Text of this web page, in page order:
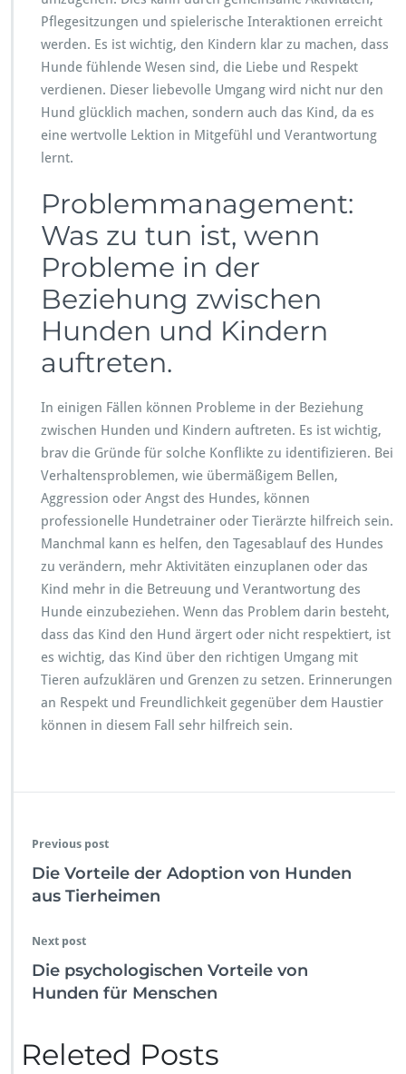
Pflegesitzungen und spielerische Interaktionen erreicht
werden. Es ist wichtig, den Kindern klar zu machen, dass
Hunde fühlende Wesen sind, die Liebe und Respekt
verdienen. Dieser liebevolle Umgang wird nicht nur den
Hund glücklich machen, sondern auch das Kind, da es
eine wertvolle Lektion in Mitgefühl und Verantwortung
lernt.
Problemmanagement:
Was zu tun ist, wenn
Probleme in der
Beziehung zwischen
Hunden und Kindern
auftreten.
In einigen Fällen können Probleme in der Beziehung
zwischen Hunden und Kindern auftreten. Es ist wichtig,
brav die Gründe für solche Konflikte zu identifizieren. Bei
Verhaltensproblemen, wie übermäßigem Bellen,
Aggression oder Angst des Hundes, können
professionelle Hundetrainer oder Tierärzte hilfreich sein.
Manchmal kann es helfen, den Tagesablauf des Hundes
zu verändern, mehr Aktivitäten einzuplanen oder das
Kind mehr in die Betreuung und Verantwortung des
Hunde einzubeziehen. Wenn das Problem darin besteht,
dass das Kind den Hund ärgert oder nicht respektiert, ist
es wichtig, das Kind über den richtigen Umgang mit
Tieren aufzuklären und Grenzen zu setzen. Erinnerungen
an Respekt und Freundlichkeit gegenüber dem Haustier
können in diesem Fall sehr hilfreich sein.
Previous post
Die Vorteile der Adoption von Hunden
aus Tierheimen
Next post
Die psychologischen Vorteile von
Hunden für Menschen
Releted Posts